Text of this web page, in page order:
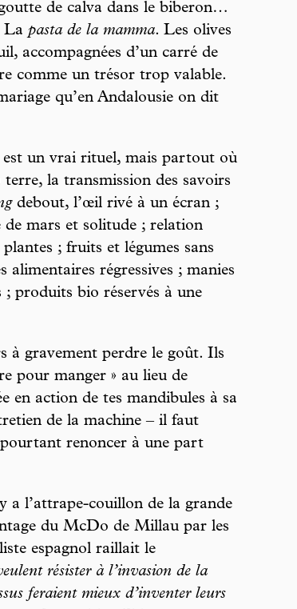
de calva dans le biberon…
La pasta de la mamma. Les olives
accompagnées d’un carré de
comme un trésor trop valable.
qu’en Andalousie on dit
est un vrai rituel, mais partout où
terre, la transmission des savoirs
debout, l’œil rivé à un écran ;
de mars et solitude ; relation
; fruits et légumes sans
alimentaires régressives ; manies
; produits bio réservés à une
à gravement perdre le goût. Ils
pour manger » au lieu de
en action de tes mandibules à sa
de la machine – il faut
renoncer à une part
a l’attrape-couillon de la grande
du McDo de Millau par les
espagnol raillait le
résister à l’invasion de la
feraient mieux d’inventer leurs